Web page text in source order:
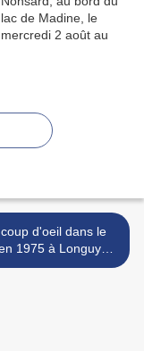
d'oeil dans le
1975 à Longuyon!
>